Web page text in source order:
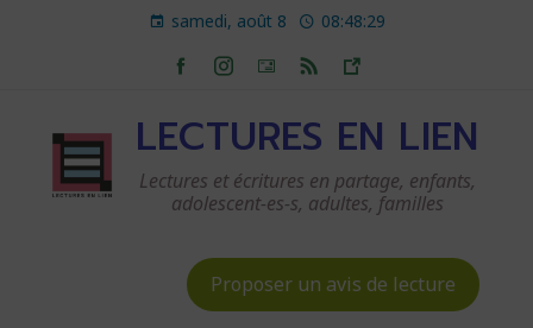
samedi, août 8 08:48:30
LECTURES EN LIEN
Lectures et écritures en partage, enfants,
adolescent-es-s, adultes, familles
Proposer un avis de lecture